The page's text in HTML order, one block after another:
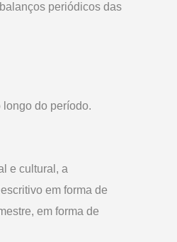
periódicos das
do período.
e cultural, a
em forma de
em forma de